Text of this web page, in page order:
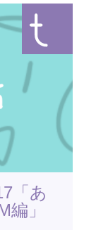
「あ
」